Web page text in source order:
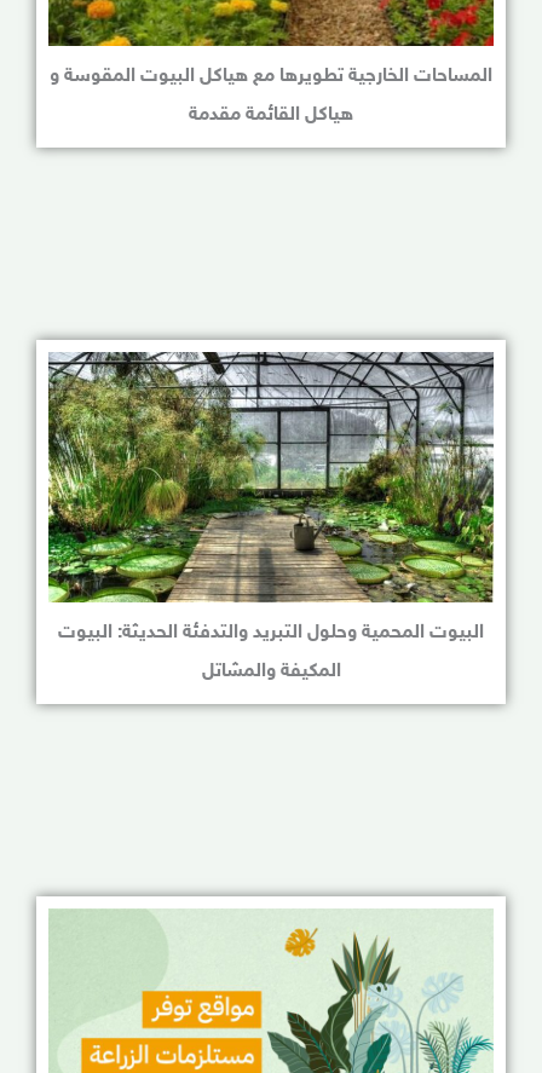
المساحات الخارجية تطويرها مع هياكل البيوت المقوسة و
هياكل القائمة مقدمة
البيوت المحمية وحلول التبريد والتدفئة الحديثة: البيوت
المكيفة والمشاتل